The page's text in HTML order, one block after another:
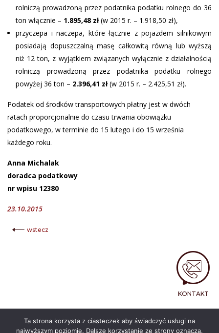
rolniczą prowadzoną przez podatnika podatku rolnego do 36
ton włącznie – 1.895,48 zł(w 2015 r. – 1.918,50 zł),
przyczepa i naczepa, które łącznie z pojazdem silnikowym
posiadają dopuszczalną masę całkowitą równą lub wyższą
niż 12 ton, z wyjątkiem związanych wyłącznie z działalnością
rolniczą prowadzoną przez podatnika podatku rolnego
powyżej 36 ton – 2.396,41 zł(w 2015 r. – 2.425,51 zł).
Podatek od środków transportowych płatny jest w dwóch
ratach proporcjonalnie do czasu trwania obowiązku
podatkowego, w terminie do 15 lutego i do 15 września
każdego roku.
Anna Michalak
doradca podatkowy
nr wpisu 12380
23.10.2015
wstecz
KONTAKT
© 2026 - BRAINS TRUST. Wszelkie prawa zastrzeżone.
Ta strona korzysta z ciasteczek aby świadczyć usługi na
najwyższym poziomie. Dalsze korzystanie ze strony oznacza,